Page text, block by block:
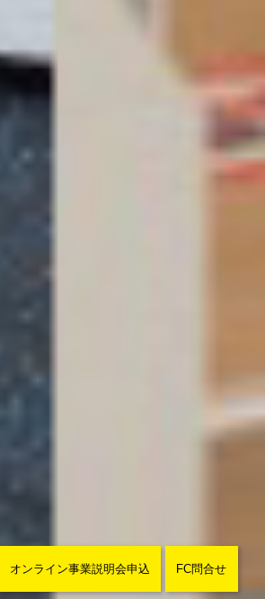
オンライン事業説明会申込 FC問合せ